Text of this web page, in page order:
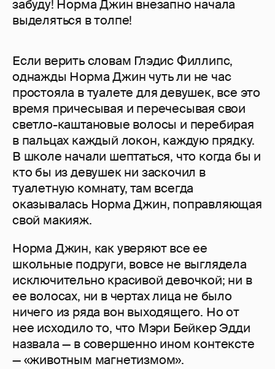
забуду! Норма Джин внезапно начала
выделяться в толпе!
Если верить словам Глэдис Филлипс,
однажды Норма Джин чуть ли не час
простояла в туалете для девушек, все это
время причесывая и перечесывая свои
светло-каштановые волосы и перебирая
в пальцах каждый локон, каждую прядку.
В школе начали шептаться, что когда бы и
кто бы из девушек ни заскочил в
туалетную комнату, там всегда
оказывалась Норма Джин, поправляющая
свой макияж.
Норма Джин, как уверяют все ее
школьные подруги, вовсе не выглядела
исключительно красивой девочкой; ни в
ее волосах, ни в чертах лица не было
ничего из ряда вон выходящего. Но от
нее исходило то, что Мэри Бейкер Эдди
назвала — в совершенно ином контексте
— «животным магнетизмом».